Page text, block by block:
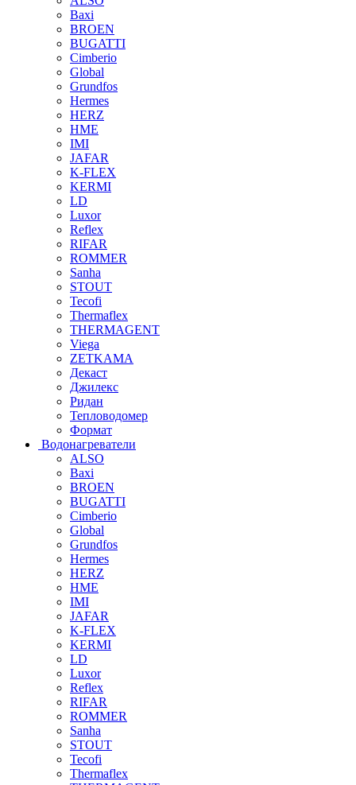
Baxi
BROEN
BUGATTI
Cimberio
Global
Grundfos
Hermes
HERZ
HME
IMI
JAFAR
K-FLEX
KERMI
LD
Luxor
Reflex
RIFAR
ROMMER
Sanha
STOUT
Tecofi
Thermaflex
THERMAGENT
Viega
ZETKAMA
Декаст
Джилекс
Ридан
Тепловодомер
Формат
Водонагреватели
ALSO
Baxi
BROEN
BUGATTI
Cimberio
Global
Grundfos
Hermes
HERZ
HME
IMI
JAFAR
K-FLEX
KERMI
LD
Luxor
Reflex
RIFAR
ROMMER
Sanha
STOUT
Tecofi
Thermaflex